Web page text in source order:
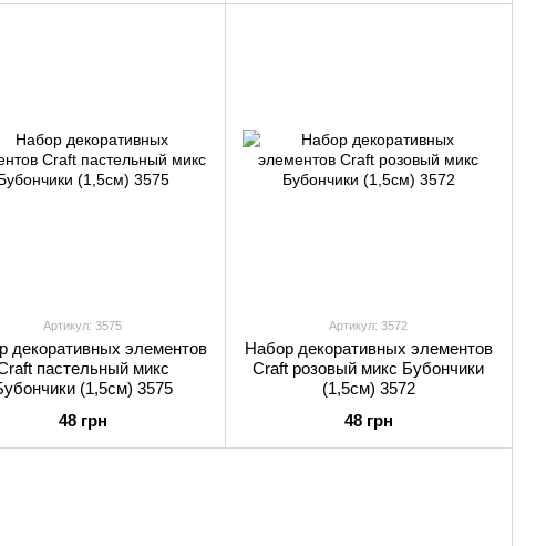
Артикул: 3575
декоративных элементов
пастельный микс
(1,5см) 3575
48 грн
Артикул: 3572
Набор декоративных элементов
Craft розовый микс Бубончики
(1,5см) 3572
48 грн